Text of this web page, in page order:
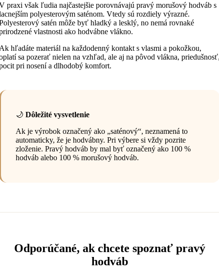
praxi však ľudia najčastejšie porovnávajú pravý morušový hodváb s
polyesterovým saténom. Vtedy sú rozdiely výrazné.
satén môže byť hladký a lesklý, no nemá rovnaké
vlastnosti ako hodvábne vlákno.
hľadáte materiál na každodenný kontakt s vlasmi a pokožkou,
sa pozerať nielen na vzhľad, ale aj na pôvod vlákna,
pri nosení a dlhodobý komfort.
🌙 Dôležité vysvetlenie
Ak je výrobok označený ako „saténový“, neznamená to
automaticky, že je hodvábny. Pri výbere si vždy pozrite
zloženie. Pravý hodváb by mal byť označený ako 100 %
hodváb alebo 100 % morušový hodváb.
Odporúčané, ak chcete spoznať pravý
hodváb